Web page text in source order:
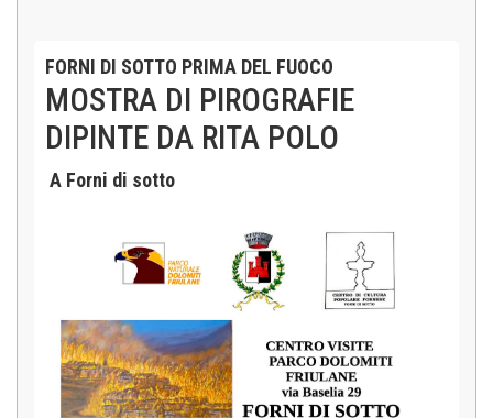
FORNI DI SOTTO PRIMA DEL FUOCO
MOSTRA DI PIROGRAFIE
DIPINTE DA RITA POLO
A Forni di sotto